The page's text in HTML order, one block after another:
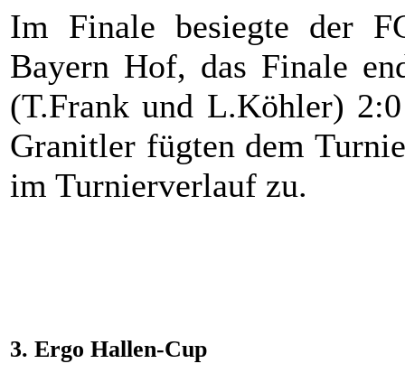
Im Finale besiegte der
Bayern Hof, das Finale
(T.Frank und L.Köhler)
Granitler fügten dem
im Turnierverlauf zu.
3. Ergo Hallen-Cup